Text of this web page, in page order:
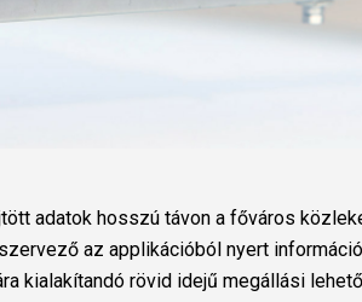
adatok hosszú távon a főváros
az applikációból nyert
kialakítandó rövid idejű megállási